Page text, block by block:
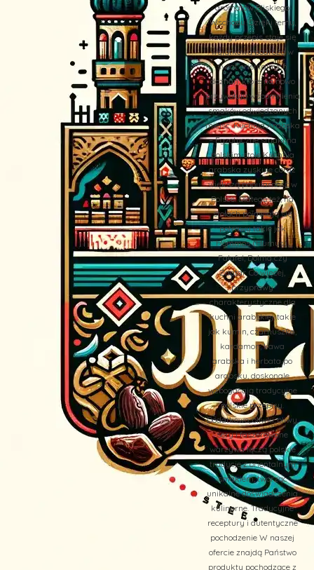
aromatów Bliskiego
Wschodu. Dzięki temu,
każdy przepis staje się
wyjątkową podróżą w
świat orientalnych
doznań, które na nowo
przywołują wspomnienia
smaków odwiedzanych
miejsc. Kuchnia Arabska
– Egzotyczne smaki na
polskim stole Kuchnia
arabska zyskuje coraz
większą popularność w
Polsce. Dlatego też, na
stołach pojawiają się
potrawy takie jak
Hommos (Humus),
Falafel, Dolma czy
Zaatar. Co więcej,
przyprawy
charakterystyczne dla
kuchni arabskiej, takie
jak kumin, czarnuszka,
kardamon, kawa
arabska i herbata po
arabsku, doskonale
wzbogacają tradycyjne
polskie przepisy.
Dodatkowo, oliwki, oliwy,
sery i faszerowane
warzywa łączą polskie
tradycje z orientalnym
smakiem, tworząc
unikalne doświadczenia
kulinarne. Tradycyjne
receptury i autentyczne
pochodzenie W naszej
ofercie znajdą Państwo
produkty pochodzące z